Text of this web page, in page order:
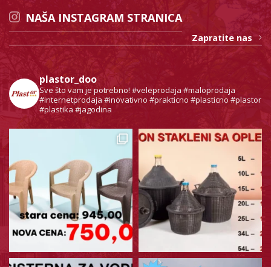
NAŠA INSTAGRAM STRANICA
Zapratite nas
plastor_doo
Sve što vam je potrebno! #veleprodaja #maloprodaja
#internetprodaja #inovativno #prakticno #plasticno #plastor
#plastika #jagodina